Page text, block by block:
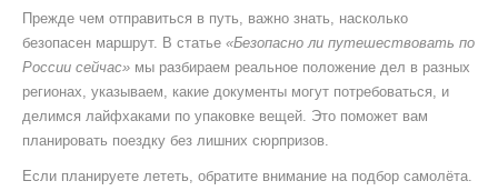
Прежде чем отправиться в путь, важно знать, насколько
безопасен маршрут. В статье «Безопасно ли путешествовать по
России сейчас» мы разбираем реальное положение дел в разных
регионах, указываем, какие документы могут потребоваться, и
делимся лайфхаками по упаковке вещей. Это поможет вам
планировать поездку без лишних сюрпризов.
Если планируете лететь, обратите внимание на подбор самолёта.